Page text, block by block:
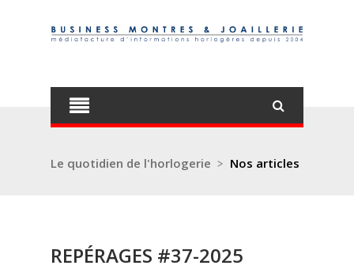
Le quotidien de l'horlogerie > Nos articles
REPÉRAGES #37-2025